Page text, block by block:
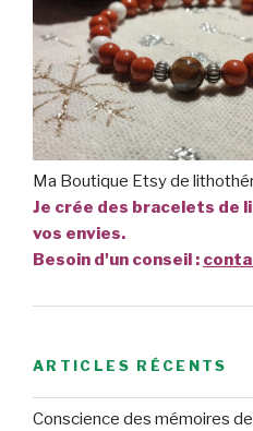
Ma Boutique Etsy de
Je crée des bracelets de
vos envies.
Besoin d'un conseil :
ARTICLES RÉCENTS
Conscience des mémoires